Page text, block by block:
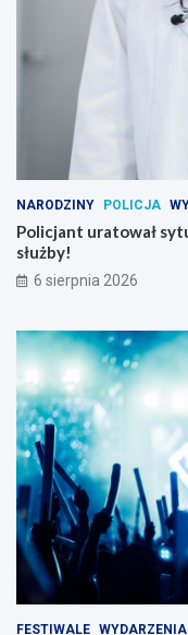
NARODZINY POLICJA
Policjant uratował
służby!
6 sierpnia 2026
FESTIWALE WYDARZENIA